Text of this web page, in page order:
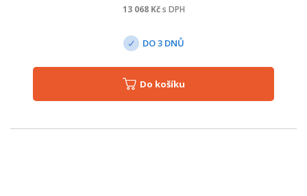
13 068Kč s DPH
DO 3 DNŮ
Do košíku